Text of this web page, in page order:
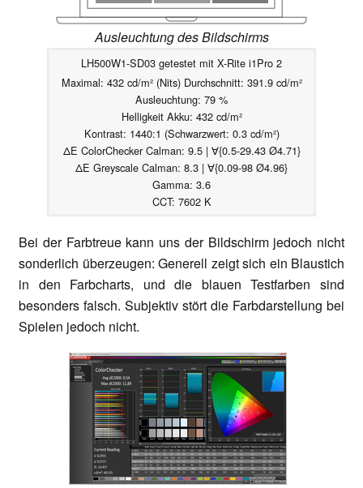
Ausleuchtung des Bildschirms
LH500W1-SD03 getestet mit X-Rite i1Pro 2
Maximal: 432 cd/m² (Nits) Durchschnitt: 391.9 cd/m²
Ausleuchtung: 79 %
Helligkeit Akku: 432 cd/m²
Kontrast: 1440:1 (Schwarzwert: 0.3 cd/m²)
ΔE ColorChecker Calman: 9.5 | ∀{0.5-29.43 Ø4.71}
ΔE Greyscale Calman: 8.3 | ∀{0.09-98 Ø4.96}
Gamma: 3.6
CCT: 7602 K
Bei der Farbtreue kann uns der Bildschirm jedoch nicht
sonderlich überzeugen: Generell zeigt sich ein Blaustich
in den Farbcharts, und die blauen Testfarben sind
besonders falsch. Subjektiv stört die Farbdarstellung bei
Spielen jedoch nicht.